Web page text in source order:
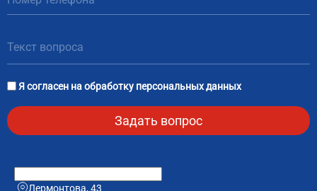
Я согласен наобработку персональных данных
Лермонтова, 43